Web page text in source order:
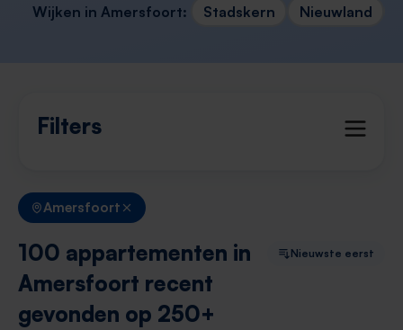
Wijken in Amersfoort: Stadskern Nieuwland
Filters
Amersfoort
100 appartementen in
Amersfoort recent
gevonden op 250+
Nieuwste eerst